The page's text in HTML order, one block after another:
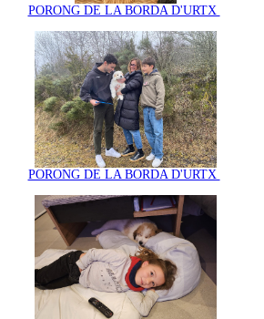
PORONG DE LA BORDA D'URTX
PORONG DE LA BORDA D'URTX